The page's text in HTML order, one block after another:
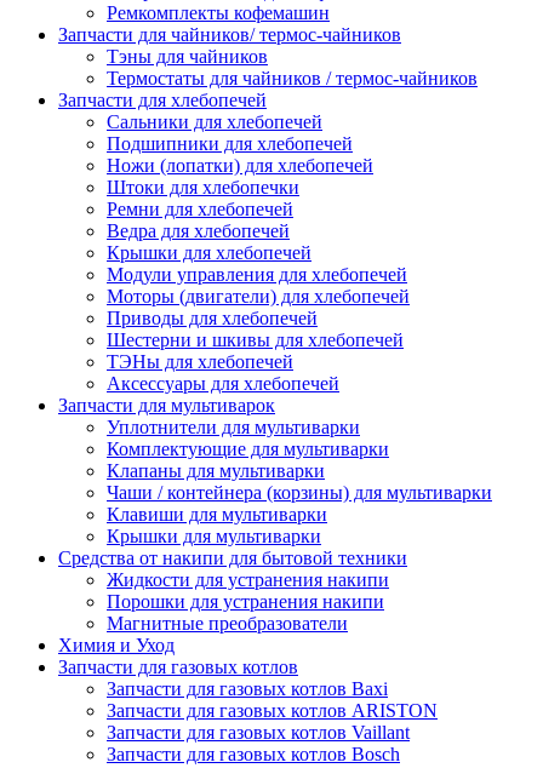
Ремкомплекты кофемашин
Запчасти для чайников/ термос-чайников
Тэны для чайников
Термостаты для чайников / термос-чайников
Запчасти для хлебопечей
Сальники для хлебопечей
Подшипники для хлебопечей
Ножи (лопатки) для хлебопечей
Штоки для хлебопечки
Ремни для хлебопечей
Ведра для хлебопечей
Крышки для хлебопечей
Модули управления для хлебопечей
Моторы (двигатели) для хлебопечей
Приводы для хлебопечей
Шестерни и шкивы для хлебопечей
ТЭНы для хлебопечей
Аксессуары для хлебопечей
Запчасти для мультиварок
Уплотнители для мультиварки
Комплектующие для мультиварки
Клапаны для мультиварки
Чаши / контейнера (корзины) для мультиварки
Клавиши для мультиварки
Крышки для мультиварки
Средства от накипи для бытовой техники
Жидкости для устранения накипи
Порошки для устранения накипи
Магнитные преобразователи
Химия и Уход
Запчасти для газовых котлов
Запчасти для газовых котлов Baxi
Запчасти для газовых котлов ARISTON
Запчасти для газовых котлов Vaillant
Запчасти для газовых котлов Bosch